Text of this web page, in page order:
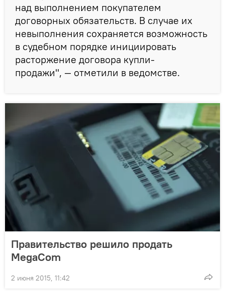
над выполнением покупателем
договорных обязательств. В случае их
невыполнения сохраняется возможность
в судебном порядке инициировать
расторжение договора купли-
продажи", — отметили в ведомстве.
Правительство решило продать
MegaCom
2 июня 2015, 11:42